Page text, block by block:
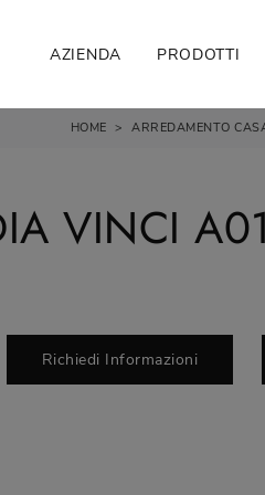
AZIENDA PRODOTTI
HOME > ARREDAMENTO
VINCI
Richiedi Informazioni